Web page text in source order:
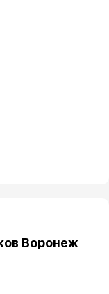
Воронеж